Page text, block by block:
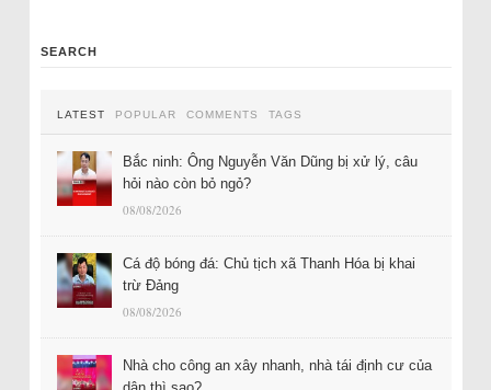
SEARCH
LATEST POPULAR COMMENTS TAGS
Bắc ninh: Ông Nguyễn Văn Dũng bị xử lý, câu
hỏi nào còn bỏ ngỏ?
08/08/2026
Cá độ bóng đá: Chủ tịch xã Thanh Hóa bị khai
trừ Đảng
08/08/2026
Nhà cho công an xây nhanh, nhà tái định cư của